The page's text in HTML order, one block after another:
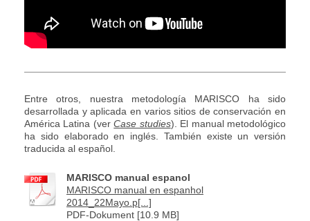
Entre otros, nuestra metodología MARISCO ha sido
desarrollada y aplicada en varios sitios de conservación en
América Latina (verCase studies). El manual metodológico
ha sido elaborado en inglés. También existe un versión
traducida al español.
MARISCO manual espanol
MARISCO manual en espanhol
2014_22Mayo.p[...]
PDF-Dokument [10.9 MB]